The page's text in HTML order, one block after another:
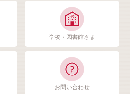
学校・図書館さま
お問い合わせ